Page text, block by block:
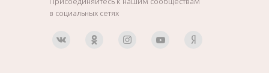
в социальных сетях